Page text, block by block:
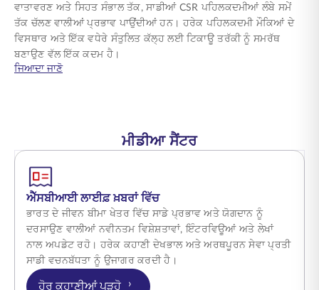
ਵਾਤਾਵਰਣ ਅਤੇ ਸਿਹਤ ਸੰਭਾਲ ਤੱਕ, ਸਾਡੀਆਂ CSR ਪਹਿਲਕਦਮੀਆਂ ਲੰਬੇ ਸਮੇਂ
ਤੱਕ ਚੱਲਣ ਵਾਲੀਆਂ ਪ੍ਰਭਾਵ ਪਾਉਂਦੀਆਂ ਹਨ। ਹਰੇਕ ਪਹਿਲਕਦਮੀ ਮੌਕਿਆਂ ਦੇ
ਵਿਸਥਾਰ ਅਤੇ ਇੱਕ ਵਧੇਰੇ ਸੰਤੁਲਿਤ ਕੱਲ੍ਹ ਲਈ ਟਿਕਾਊ ਤਰੱਕੀ ਨੂੰ ਸਮਰੱਥ
ਬਣਾਉਣ ਵੱਲ ਇੱਕ ਕਦਮ ਹੈ।
ਜਿਆਦਾ ਜਾਣੋabout ਉਦੇਸ਼ ਅਤੇ ਹਮਦਰਦੀ ਨਾਲ ਬਦਲਾਅ ਨੂੰ ਅੱਗੇ ਵਧਾਉਣਾ
ਮੀਡੀਆ ਸੈਂਟਰ
ਐੱਸਬੀਆਈ ਲਾਈਫ਼ ਖ਼ਬਰਾਂ ਵਿੱਚ
ਭਾਰਤ ਦੇ ਜੀਵਨ ਬੀਮਾ ਖੇਤਰ ਵਿੱਚ ਸਾਡੇ ਪ੍ਰਭਾਵ ਅਤੇ ਯੋਗਦਾਨ ਨੂੰ
ਦਰਸਾਉਣ ਵਾਲੀਆਂ ਨਵੀਨਤਮ ਵਿਸ਼ੇਸ਼ਤਾਵਾਂ, ਇੰਟਰਵਿਊਆਂ ਅਤੇ ਲੇਖਾਂ
ਨਾਲ ਅਪਡੇਟ ਰਹੋ। ਹਰੇਕ ਕਹਾਣੀ ਦੇਖਭਾਲ ਅਤੇ ਅਰਥਪੂਰਨ ਸੇਵਾ ਪ੍ਰਤੀ
ਸਾਡੀ ਵਚਨਬੱਧਤਾ ਨੂੰ ਉਜਾਗਰ ਕਰਦੀ ਹੈ।
ਹੋਰ ਕਹਾਣੀਆਂ ਪੜ੍ਹੋ ›